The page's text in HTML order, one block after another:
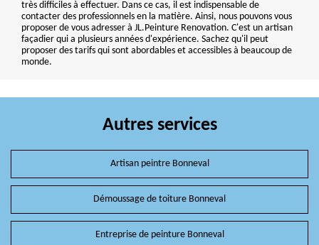
très difficiles à effectuer. Dans ce cas, il est indispensable de
contacter des professionnels en la matière. Ainsi, nous pouvons vous
proposer de vous adresser à JL.Peinture Renovation. C'est un artisan
façadier qui a plusieurs années d'expérience. Sachez qu'il peut
proposer des tarifs qui sont abordables et accessibles à beaucoup de
monde.
Autres services
Artisan peintre Bonneval
Démoussage de toiture Bonneval
Entreprise de peinture Bonneval